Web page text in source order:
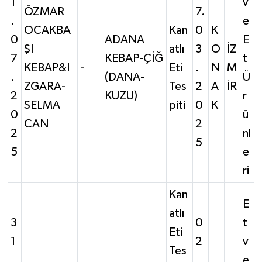
.
0
7
.
2
0
2
5
ÖZMAR
OCAKBA
ŞI
KEBAP&I
ZGARA-
SELMA
CAN
-
ADANA
KEBAP-ÇİĞ
(DANA-
KUZU)
Kan
atlı
Eti
Tes
piti
7.
0
3
.
2
0
2
5
K
O
N
A
K
İZ
M
İR
e
E
t
Ü
r
ü
nl
e
ri
3
1
Kan
atlı
Eti
Tes
0
2
E
t
v